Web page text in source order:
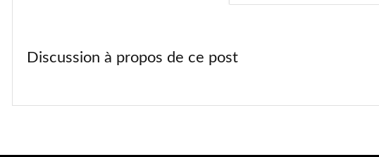
Discussion à propos de ce post